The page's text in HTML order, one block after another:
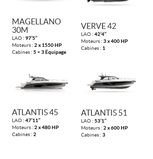
MAGELLANO
30M
LAO : 97’5’’
Moteurs : 2 x 1550 HP
Cabines : 5 + 3 Équipage
VERVE 42
LAO : 42’4’’
Moteurs : 3 x 400 HP
Cabines : 1
ATLANTIS 45
LAO : 47’11’’
Moteurs : 2 x 480 HP
Cabines : 2
ATLANTIS 51
LAO : 53’1’’
Moteurs : 2 x 600 HP
Cabines : 3